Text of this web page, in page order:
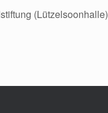
(Lützelsoonhalle)